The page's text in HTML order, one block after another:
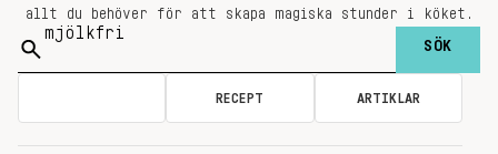
allt du behöver för att skapa magiska stunder i köket.
Sök
på:
RECEPT ARTIKLAR